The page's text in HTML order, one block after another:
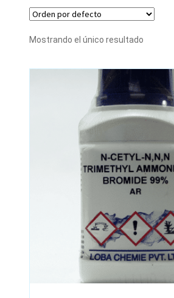
Mostrando el único resultado